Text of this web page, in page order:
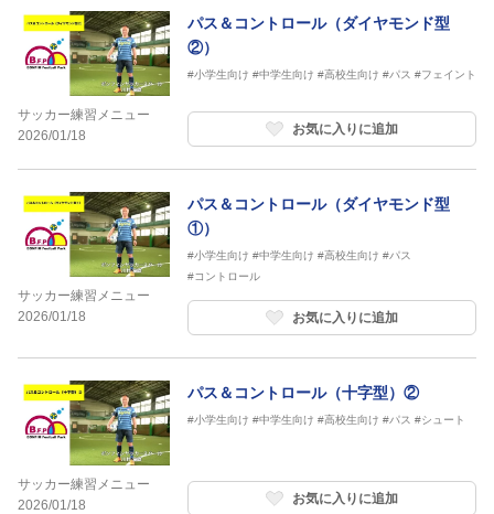
サッカー練習メニュー
2026/01/18
パス＆コントロール（ダイヤモンド型
②）
#小学生向け #中学生向け #高校生向け #パス #フェイント
お気に入りに追加
サッカー練習メニュー
2026/01/18
パス＆コントロール（ダイヤモンド型
①）
#小学生向け #中学生向け #高校生向け #パス
#コントロール
お気に入りに追加
サッカー練習メニュー
2026/01/18
パス＆コントロール（十字型）②
#小学生向け #中学生向け #高校生向け #パス #シュート
お気に入りに追加